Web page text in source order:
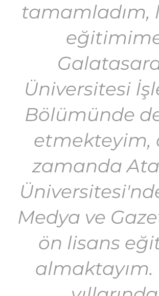
tamamladım,
Üniversitesi
Bölümünde
etmekteyim,
zamanda
Medya ve
ön lisans
almaktayım.